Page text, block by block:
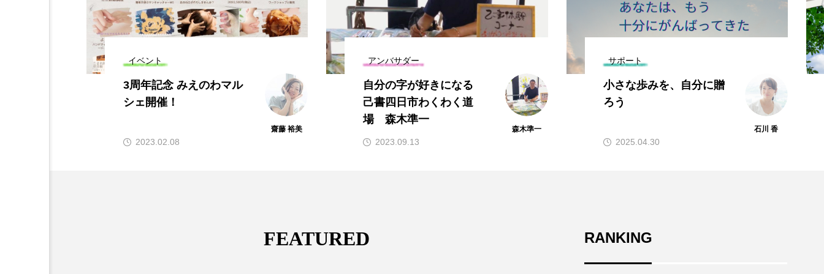
イベント
3周年記念 みえのわマル
シェ開催！
齋藤 裕美
2023.02.08
アンバサダー
自分の字が好きになる
己書四日市わくわく道
場 森木準一
森木準一
2023.09.13
サポート
小さな歩みを、自分に贈
ろう
石川 香
2025.04.30
FEATURED RANKING